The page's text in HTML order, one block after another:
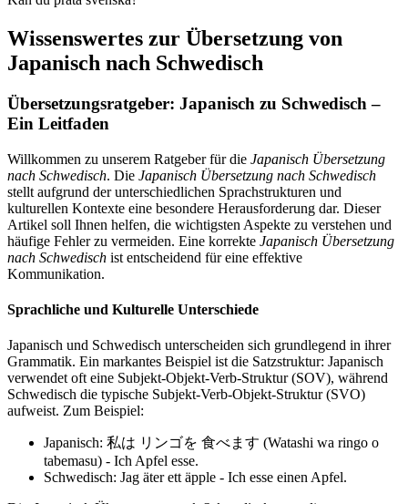
Wissenswertes zur Übersetzung von
Japanisch nach Schwedisch
Übersetzungsratgeber: Japanisch zu Schwedisch –
Ein Leitfaden
Willkommen zu unserem Ratgeber für die Japanisch Übersetzung
nach Schwedisch. Die Japanisch Übersetzung nach Schwedisch
stellt aufgrund der unterschiedlichen Sprachstrukturen und
kulturellen Kontexte eine besondere Herausforderung dar. Dieser
Artikel soll Ihnen helfen, die wichtigsten Aspekte zu verstehen und
häufige Fehler zu vermeiden. Eine korrekte Japanisch Übersetzung
nach Schwedisch ist entscheidend für eine effektive
Kommunikation.
Sprachliche und Kulturelle Unterschiede
Japanisch und Schwedisch unterscheiden sich grundlegend in ihrer
Grammatik. Ein markantes Beispiel ist die Satzstruktur: Japanisch
verwendet oft eine Subjekt-Objekt-Verb-Struktur (SOV), während
Schwedisch die typische Subjekt-Verb-Objekt-Struktur (SVO)
aufweist. Zum Beispiel:
Japanisch: 私は リンゴを 食べます (Watashi wa ringo o
tabemasu) - Ich Apfel esse.
Schwedisch: Jag äter ett äpple - Ich esse einen Apfel.